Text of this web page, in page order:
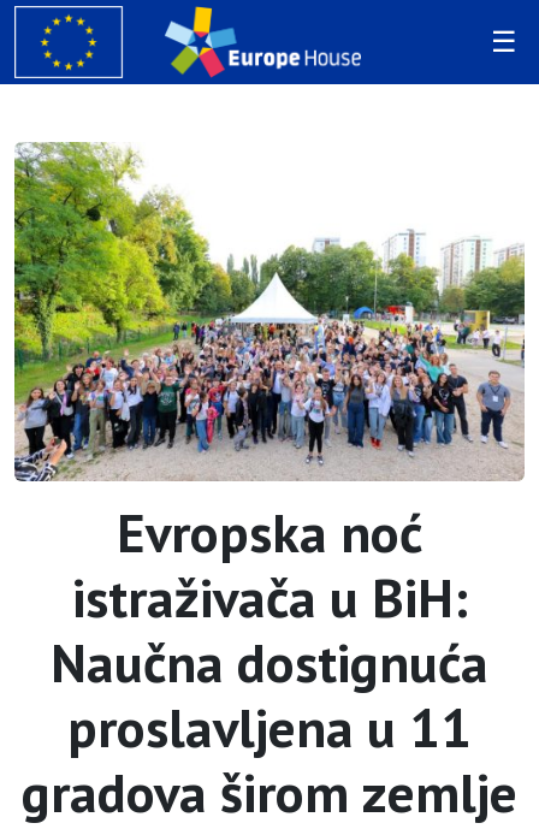
Evropska noć
istraživača u BiH:
Naučna dostignuća
proslavljena u 11
gradova širom zemlje